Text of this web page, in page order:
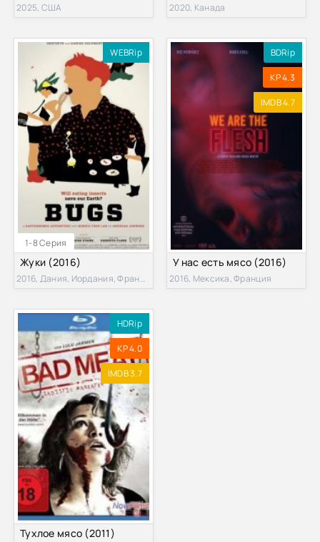
2025, США 2020, Канада
1-8 Серия
WEBRip
Жуки (2016)
2016, Дания, Иордания, Франция, Германия, Нидерланды
BDRip
KP 4.3
IMDB 4.7
У нас есть мясо (2016)
2016, Мексика, Франция
HDRip
KP 4.0
IMDB 3.7
Тухлое мясо (2011)